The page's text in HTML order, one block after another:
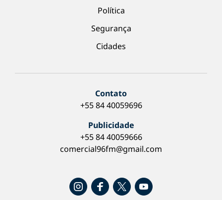
Política
Segurança
Cidades
Contato
+55 84 40059696
Publicidade
+55 84 40059666
comercial96fm@gmail.com